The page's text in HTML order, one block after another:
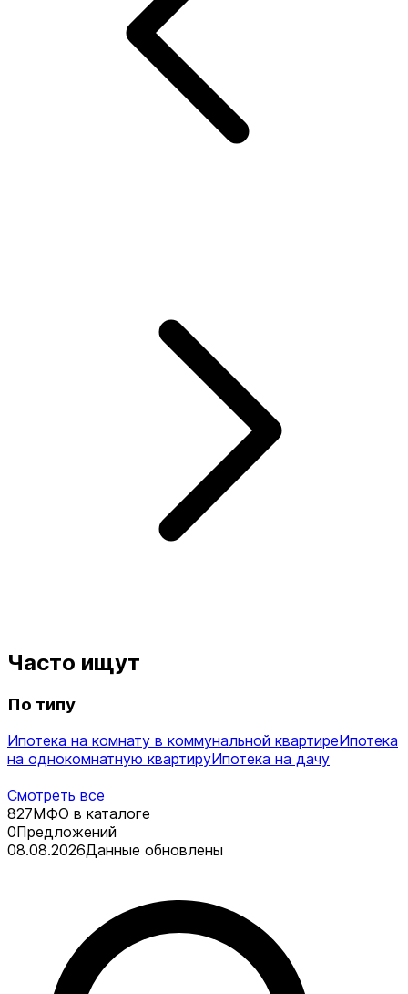
Часто ищут
По типу
Ипотека на комнату в коммунальной квартиреИпотека
на однокомнатную квартируИпотека на дачу
Смотреть все
827МФО в каталоге
0Предложений
08.08.2026Данные обновлены